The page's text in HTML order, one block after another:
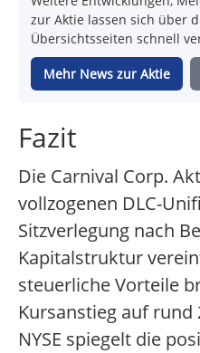
zur Aktie lassen sich über
Übersichtsseiten schnell
Mehr News zur Aktie
Fazit
Die Carnival Corp.
vollzogenen DLC-
Sitzverlegung nach
Kapitalstruktur
steuerliche Vorteile
Kursanstieg auf rund
NYSE spiegelt die